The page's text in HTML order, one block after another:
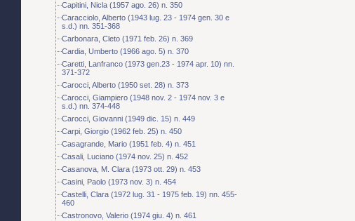
Capitini, Nicla (1957 ago. 26) n. 350
Caracciolo, Alberto (1943 lug. 23 - 1974 gen. 30 e
s.d.) nn. 351-368
Carbonara, Cleto (1971 feb. 26) n. 369
Cardia, Umberto (1966 ago. 5) n. 370
Caretti, Lanfranco (1973 gen.23 - 1974 apr. 10) nn.
371-372
Carocci, Alberto (1950 set. 28) n. 373
Carocci, Giampiero (1948 nov. 2 - 1974 nov. 3 e
s.d.) nn. 374-448
Carocci, Giovanni (1949 dic. 15) n. 449
Carpi, Giorgio (1962 feb. 25) n. 450
Casagrande, Mario (1951 feb. 4) n. 451
Casali, Luciano (1974 nov. 25) n. 452
Casanova, M. Clara (1973 ott. 29) n. 453
Casini, Paolo (1973 nov. 3) n. 454
Castelli, Clara (1972 lug. 31 - 1975 feb. 19) nn. 455-
460
Castronovo, Valerio (1974 giu. 4) n. 461